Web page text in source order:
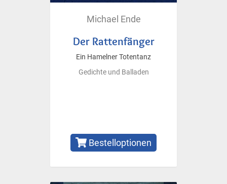
Michael Ende
Der Rattenfänger
Ein Hamelner Totentanz
Gedichte und Balladen
Bestelloptionen